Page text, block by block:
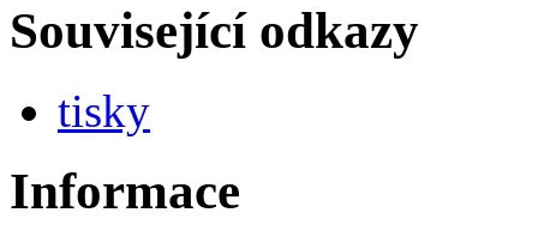
Související odkazy
tisky
Informace